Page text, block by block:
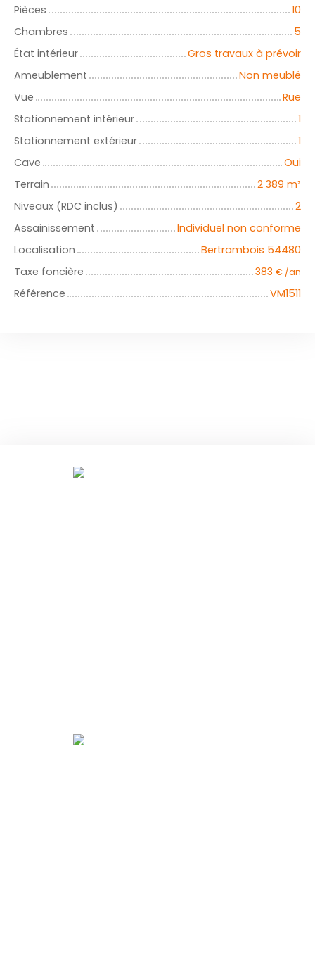
Pièces
10
Chambres
5
État intérieur
Gros travaux à prévoir
Ameublement
Non meublé
Vue
Rue
Stationnement intérieur
1
Stationnement extérieur
1
Cave
Oui
Terrain
2 389 m²
Niveaux (RDC inclus)
2
Assainissement
Individuel non conforme
Localisation
Bertrambois 54480
Taxe foncière
383 € /an
Référence VM1511